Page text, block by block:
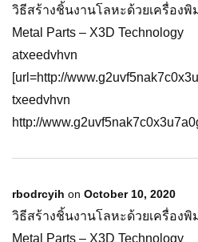
วิธีสร้างชิ้นงานโลหะด้วยเครื่องพิ
Metal Parts – X3D Technology
atxeedvhvn
[url=http://
txeedvhvn
http://
rbodrcyih on October 10, 2020
วิธีสร้างชิ้นงานโลหะด้วยเครื่องพิ
Metal Parts – X3D Technology